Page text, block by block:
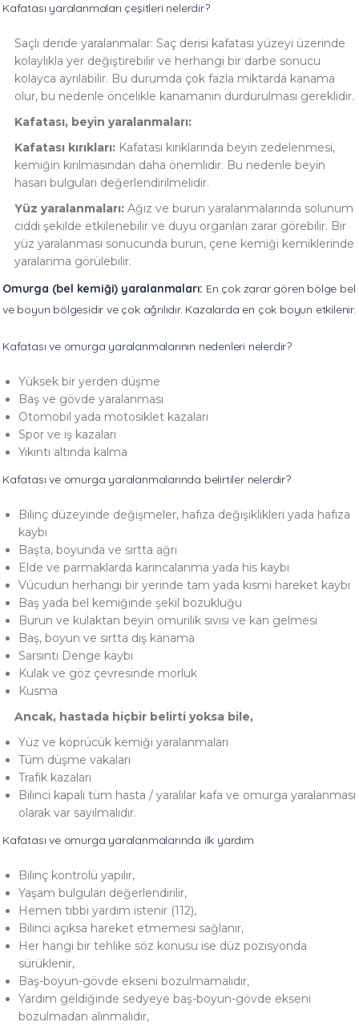
Kafatası yaralanmaları çeşitleri nelerdir?
Saçlı deride yaralanmalar: Saç derisi kafatası yüzeyi üzerinde
kolaylıkla yer değiştirebilir ve herhangi bir darbe sonucu
kolayca ayrılabilir. Bu durumda çok fazla miktarda kanama
olur, bu nedenle öncelikle kanamanın durdurulması gereklidir.
Kafatası, beyin yaralanmaları:
Kafatası kırıkları: Kafatası kırıklarında beyin zedelenmesi,
kemiğin kırılmasından daha önemlidir. Bu nedenle beyin
hasarı bulguları değerlendirilmelidir.
Yüz yaralanmaları: Ağız ve burun yaralanmalarında solunum
ciddi şekilde etkilenebilir ve duyu organları zarar görebilir. Bir
yüz yaralanması sonucunda burun, çene kemiği kemiklerinde
yaralanma görülebilir.
Omurga (bel kemiği) yaralanmaları: En çok zarar gören bölge bel
ve boyun bölgesidir ve çok ağrılıdır. Kazalarda en çok boyun etkilenir.
Kafatası ve omurga yaralanmalarının nedenleri nelerdir?
Yüksek bir yerden düşme
Baş ve gövde yaralanması
Otomobil yada motosiklet kazaları
Spor ve iş kazaları
Yıkıntı altında kalma
Kafatası ve omurga yaralanmalarında belirtiler nelerdir?
Bilinç düzeyinde değişmeler, hafıza değişiklikleri yada hafıza
kaybı
Başta, boyunda ve sırtta ağrı
Elde ve parmaklarda karıncalanma yada his kaybı
Vücudun herhangi bir yerinde tam yada kısmi hareket kaybı
Baş yada bel kemiğinde şekil bozukluğu
Burun ve kulaktan beyin omurilik sıvısı ve kan gelmesi
Baş, boyun ve sırtta dış kanama
Sarsıntı Denge kaybı
Kulak ve göz çevresinde morluk
Kusma
Ancak, hastada hiçbir belirti yoksa bile,
Yüz ve köprücük kemiği yaralanmaları
Tüm düşme vakaları
Trafik kazaları
Bilinci kapalı tüm hasta / yaralılar kafa ve omurga yaralanması
olarak var sayılmalıdır.
Kafatası ve omurga yaralanmalarında ilk yardım
Bilinç kontrolü yapılır,
Yaşam bulguları değerlendirilir,
Hemen tıbbi yardım istenir (112),
Bilinci açıksa hareket etmemesi sağlanır,
Her hangi bir tehlike söz konusu ise düz pozisyonda
sürüklenir,
Baş-boyun-gövde ekseni bozulmamalıdır,
Yardım geldiğinde sedyeye baş-boyun-gövde ekseni
bozulmadan alınmalıdır,